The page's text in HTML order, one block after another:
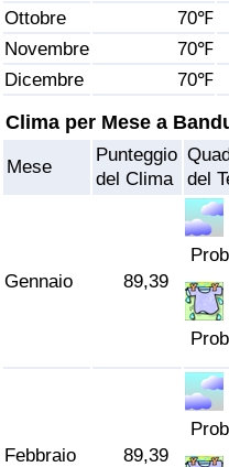
Ottobre
70℉
Novembre
70℉
Dicembre
70℉
Clima per Mese a
Mese
Punteggio
del Clima
del
Gennaio 89,39
Febbraio 89,39
Assistenza Sanitaria
Indice dell’Assistenza
Indice dell’Assistenza
Inquinamento
Indice
Indice di inquinamento
Indice dell’Inquinamento